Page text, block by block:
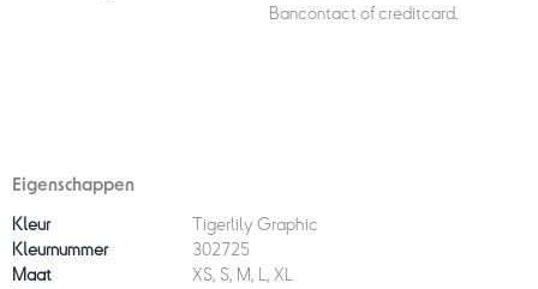
Bancontact of creditcard.
Eigenschappen
Kleur
Tigerlily Graphic
Kleurnummer
302725
Maat
XS, S, M, L, XL